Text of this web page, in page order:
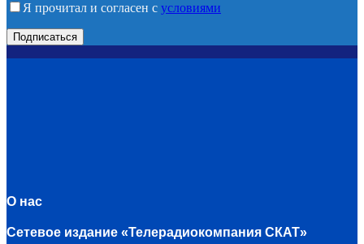
Я прочитал и согласен с условиями
О нас
Сетевое издание «Телерадиокомпания СКАТ»